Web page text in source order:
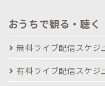
おうちで観る・聴く
無料ライブ配信スケジ
有料ライブ配信スケジ